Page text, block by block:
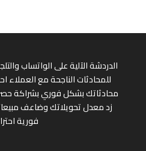
الدردشة الآلية على الواتساب
للمحادثات الناجحة مع
محادثاتك بشكل فوري بشراكة
زد معدل تحويلاتك وضاعف
فورية